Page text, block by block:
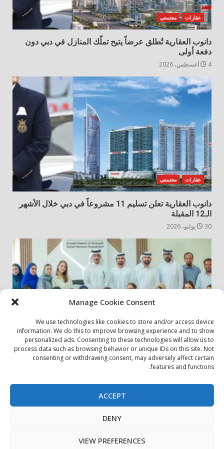
Manage Cookie Consent
We use technologies like cookies to store and/or access device
information. We do this to improve browsing experience and to show
personalized ads. Consenting to these technologies will allow us to
process data such as browsing behavior or unique IDs on this site. Not
consenting or withdrawing consent, may adversely affect certain
features and functions.
ACCEPT
DENY
VIEW PREFERENCES
عقارات مجتمعي
دانوب العقارية تُطلق عرضاً يتيح تملّك المنازل في دبي دون
دفعة أولى
4 أغسطس، 2026
عقارات مجتمعي
دانوب العقارية تعلن تسليم 11 مشروعاً في دبي خلال الأشهر
الـ12 المقبلة
30 يوليو، 2026
أخبار المجتمع مجتمعي
الشارقة لإدارة الأصول تنظم زيارة إلى دار رعاية المسنين
بيان الخصوصية سياسة ملفات تعريف الارتباط
اتصل بنا
حول الموقع
Copyright © All rights reserved.|DarkNews